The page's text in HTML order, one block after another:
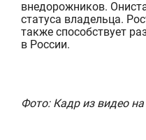
внедорожников. Они
статуса владельца.
также способствует
в России.
Фото: Кадр из видео на